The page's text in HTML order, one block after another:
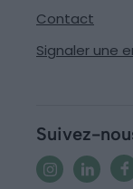
Contact
Signaler une
Suivez-